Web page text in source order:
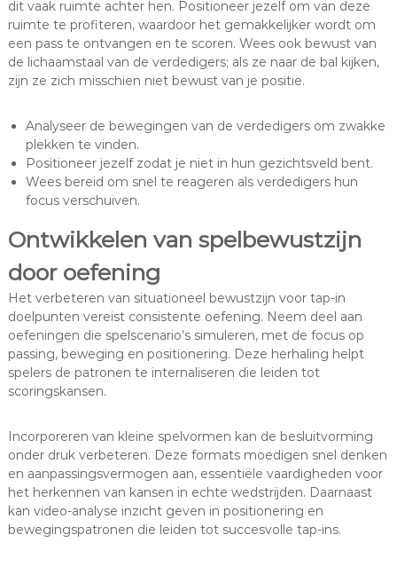
dit vaak ruimte achter hen. Positioneer jezelf om van deze
ruimte te profiteren, waardoor het gemakkelijker wordt om
een pass te ontvangen en te scoren. Wees ook bewust van
de lichaamstaal van de verdedigers; als ze naar de bal kijken,
zijn ze zich misschien niet bewust van je positie.
Analyseer de bewegingen van de verdedigers om zwakke
plekken te vinden.
Positioneer jezelf zodat je niet in hun gezichtsveld bent.
Wees bereid om snel te reageren als verdedigers hun
focus verschuiven.
Ontwikkelen van spelbewustzijn
door oefening
Het verbeteren van situationeel bewustzijn voor tap-in
doelpunten vereist consistente oefening. Neem deel aan
oefeningen die spelscenario’s simuleren, met de focus op
passing, beweging en positionering. Deze herhaling helpt
spelers de patronen te internaliseren die leiden tot
scoringskansen.
Incorporeren van kleine spelvormen kan de besluitvorming
onder druk verbeteren. Deze formats moedigen snel denken
en aanpassingsvermogen aan, essentiële vaardigheden voor
het herkennen van kansen in echte wedstrijden. Daarnaast
kan video-analyse inzicht geven in positionering en
bewegingspatronen die leiden tot succesvolle tap-ins.